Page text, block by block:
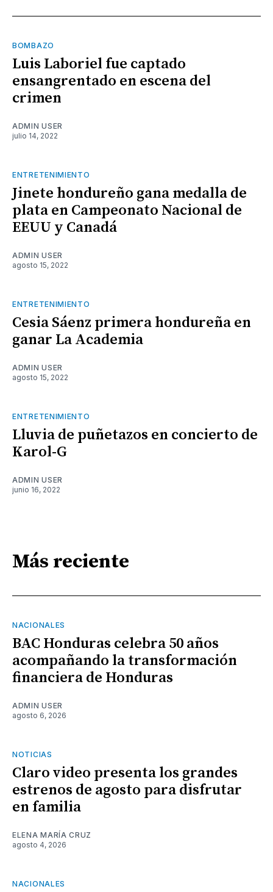
BOMBAZO
Luis Laboriel fue captado
ensangrentado en escena del
crimen
ADMIN USER
julio 14, 2022
ENTRETENIMIENTO
Jinete hondureño gana medalla de
plata en Campeonato Nacional de
EEUU y Canadá
ADMIN USER
agosto 15, 2022
ENTRETENIMIENTO
Cesia Sáenz primera hondureña en
ganar La Academia
ADMIN USER
agosto 15, 2022
ENTRETENIMIENTO
Lluvia de puñetazos en concierto de
Karol-G
ADMIN USER
junio 16, 2022
Más reciente
NACIONALES
BAC Honduras celebra 50 años
acompañando la transformación
financiera de Honduras
ADMIN USER
agosto 6, 2026
NOTICIAS
Claro video presenta los grandes
estrenos de agosto para disfrutar
en familia
ELENA MARÍA CRUZ
agosto 4, 2026
NACIONALES